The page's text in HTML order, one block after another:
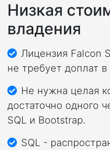
Низкая
владения
Лицензия Falcon
не требует доплат
Не нужна целая
достаточно одного
SQL и Bootstrap.
SQL -